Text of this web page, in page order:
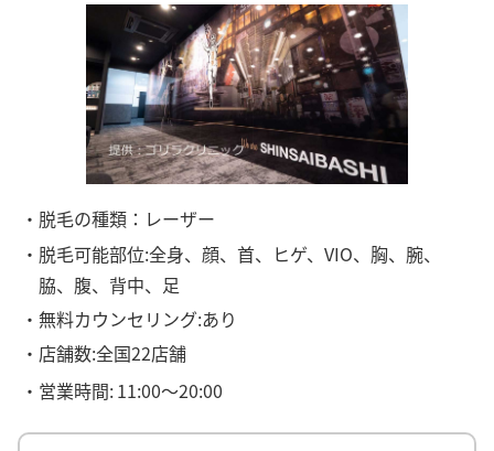
・脱毛の種類：レーザー
・脱毛可能部位:全身、顔、首、ヒゲ、VIO、胸、腕、
脇、腹、背中、足
・無料カウンセリング:あり
・店舗数:全国22店舗
・営業時間:11:00～20:00